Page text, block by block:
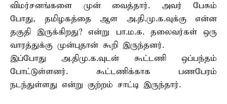
விமர்சனங்களை முன் வைத்தார். அவர் பேசும்
போது, தமிழகத்தை ஆள அ.தி.மு.க.வுக்கு என்ன
தகுதி இருக்கிறது? என்று பா.ம.க. தலைவர்கள் ஒரு
வாரத்துக்கு முன்புதான் கூறி இருந்தனர்.
இப்போது அ.திமு.க.வுடன் கூட்டணி ஒப்பந்தம்
போட்டுள்ளனர். கூட்டணிக்காக பணபேரம்
நடந்துள்ளது என்று குற்றம் சாட்டி இருந்தார்.